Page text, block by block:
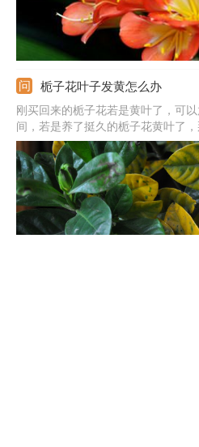
栀子花叶子发黄怎么办
刚买回来的栀子花若是黄叶了，可
间，若是养了挺久的栀子花黄叶了
浇水施肥，并注意经常开窗通风。